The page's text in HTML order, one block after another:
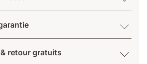
retour gratuits